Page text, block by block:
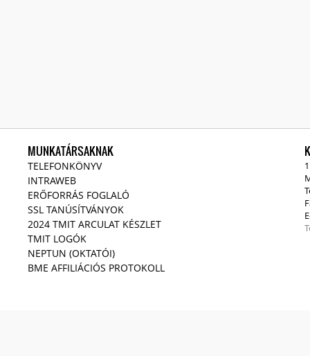
MUNKATÁRSAKNAK
TELEFONKÖNYV
INTRAWEB
ERŐFORRÁS FOGLALÓ
SSL TANÚSÍTVÁNYOK
2024 TMIT ARCULAT KÉSZLET
TMIT LOGÓK
NEPTUN (OKTATÓI)
BME AFFILIÁCIÓS PROTOKOLL